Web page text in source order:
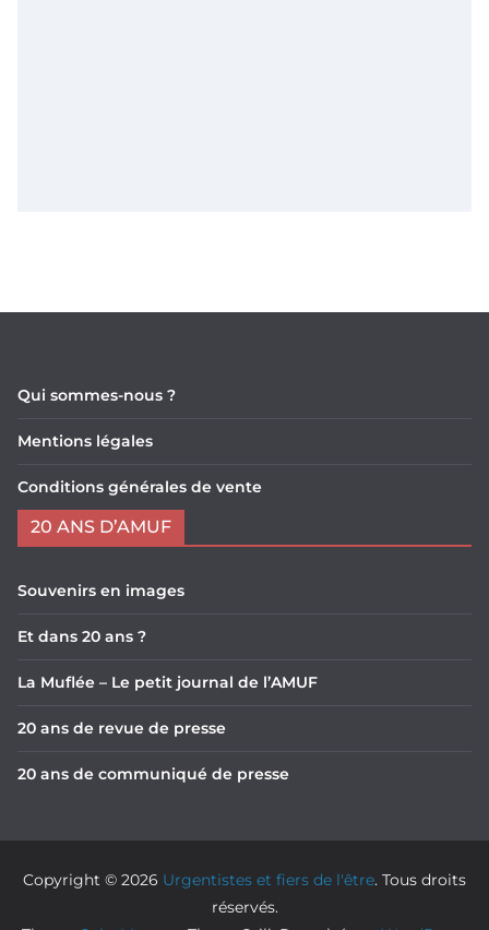
Qui sommes-nous ?
Mentions légales
Conditions générales de vente
20 ANS D’AMUF
Souvenirs en images
Et dans 20 ans ?
La Muflée – Le petit journal de l’AMUF
20 ans de revue de presse
20 ans de communiqué de presse
Copyright © 2026 Urgentistes et fiers de l'être. Tous droits
réservés.